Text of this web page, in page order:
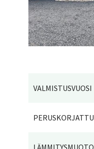
VALMISTUSVUOSI
PERUSKORJATTU
LÄMMITYSMUOTO